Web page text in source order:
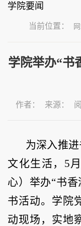
学院要闻
当前位置：
学院举办“书
作者： 来源：
为深入推
文化生活，5
心）举办“书
书活动。学院
动现场，实地